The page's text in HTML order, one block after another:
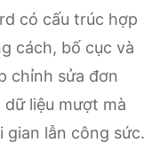
có cấu trúc hợp
cách, bố cục và
chỉnh sửa đơn
liệu mượt mà
lẫn công sức.